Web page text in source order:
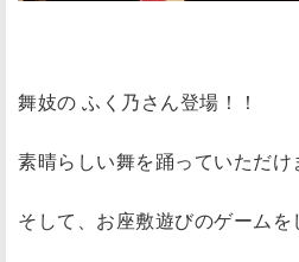
舞妓の ふく乃さん登場！！
素晴らしい舞を踊っていただけ
そして、お座敷遊びのゲームを